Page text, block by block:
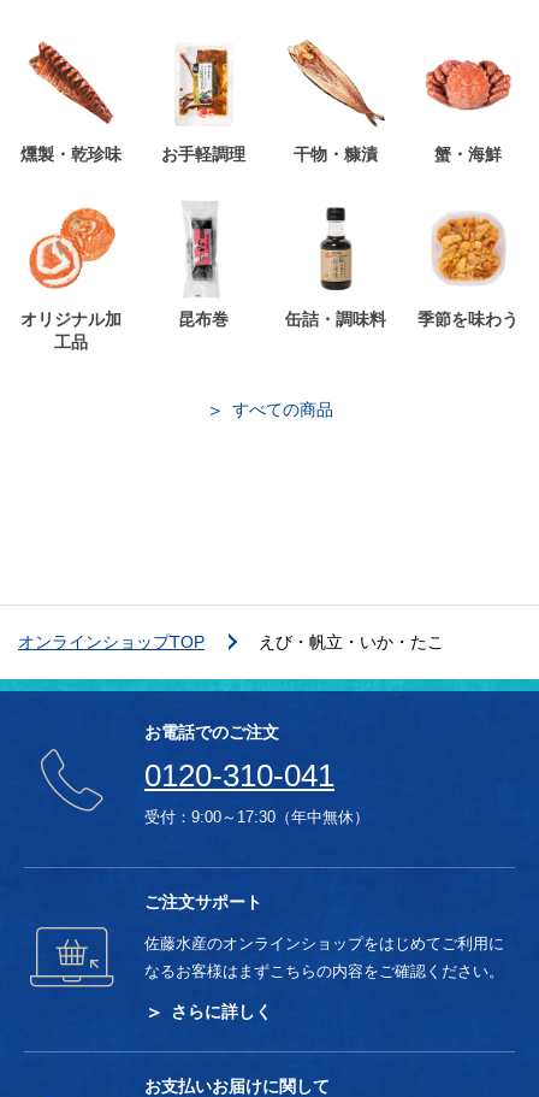
燻製・乾珍味 お手軽調理 干物・糠漬 蟹・海鮮
オリジナル加
工品
昆布巻 缶詰・調味料 季節を味わう
すべての商品
オンラインショップTOP えび・帆立・いか・たこ
お電話でのご注文
0120-310-041
受付：9:00～17:30（年中無休）
ご注文サポート
佐藤水産のオンラインショップをはじめてご利用に
なるお客様はまずこちらの内容をご確認ください。
さらに詳しく
お支払いお届けに関して